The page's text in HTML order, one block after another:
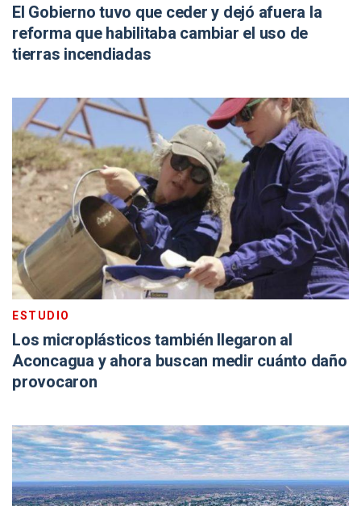
El Gobierno tuvo que ceder y dejó afuera la
reforma que habilitaba cambiar el uso de
tierras incendiadas
ESTUDIO
Los microplásticos también llegaron al
Aconcagua y ahora buscan medir cuánto daño
provocaron